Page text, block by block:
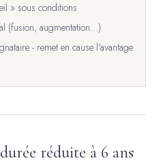
» sous conditions
(fusion, augmentation…)
- remet en cause l'avantage
réduite à 6 ans